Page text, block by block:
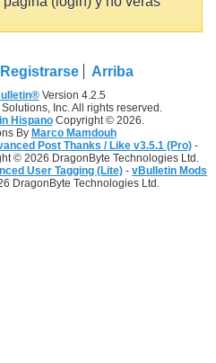
Registrarse Arriba
Version 4.2.5
Inc. All rights reserved.
HispanoCopyright © 2026.
By Marco Mamdouh
Post Thanks / Like v3.5.1 (Pro) -
© 2026 DragonByte Technologies Ltd.
User Tagging (Lite) - vBulletin Mods
DragonByte Technologies Ltd.